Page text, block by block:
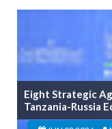
Eight Strategic
Tanzania-Russia